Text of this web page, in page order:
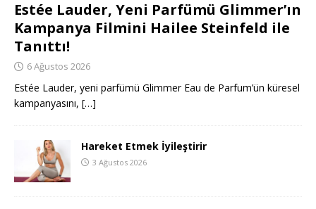
Estée Lauder, Yeni Parfümü Glimmer’ın
Kampanya Filmini Hailee Steinfeld ile
Tanıttı!
6 Ağustos 2026
Estée Lauder, yeni parfümü Glimmer Eau de Parfum’ün küresel
kampanyasını, […]
Hareket Etmek İyileştirir
3 Ağustos 2026